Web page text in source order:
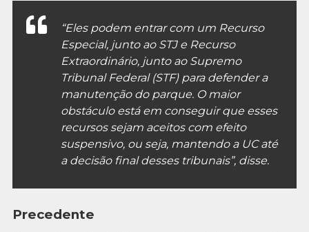
“Eles podem entrar com um Recurso
Especial, junto ao STJ e Recurso
Extraordinário, junto ao Supremo
Tribunal Federal (STF) para defender a
manutenção do parque. O maior
obstáculo está em conseguir que esses
recursos sejam aceitos com efeito
suspensivo, ou seja, mantendo a UC até
a decisão final desses tribunais”, disse.
Precedente